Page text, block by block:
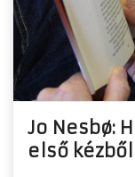
Jo Nesbø:
első kézből